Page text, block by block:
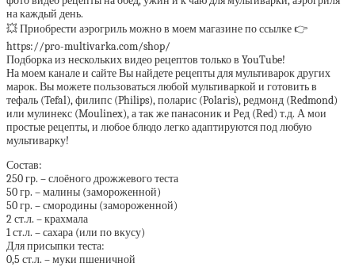
на каждый день.
💥 Приобрести аэрогриль можно в моем магазине по ссылке 👉
https://pro-multivarka.com/shop/
Подборка из нескольких видео рецептов только в YouTube!
На моем канале и сайте Вы найдете рецепты для мультиварок других
марок. Вы можете пользоваться любой мультиваркой и готовить в
тефаль (Tefal), филипс (Philips), поларис (Polaris), редмонд (Redmond)
или мулинекс (Moulinex), а так же панасоник и Ред (Red) т.д. А мои
простые рецепты, и любое блюдо легко адаптируются под любую
мультиварку!
Состав:
250 гр. – слоёного дрожжевого теста
50 гр. – малины (замороженной)
50 гр. – смородины (замороженной)
2 ст.л. – крахмала
1 ст.л. – сахара (или по вкусу)
Для присыпки теста:
0,5 ст.л. – муки пшеничной